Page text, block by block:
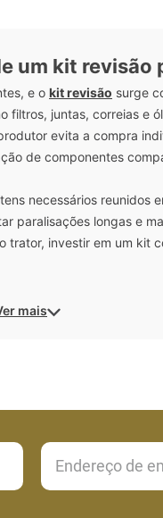
um kit revisão
e o kit revisão surge
filtros, juntas, correias e
evita a compra
de componentes
necessários reunidos
paralisações longas e
investir em um kit
mais